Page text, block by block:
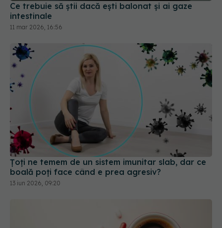
Ce trebuie să știi dacă ești balonat și ai gaze
intestinale
11 mar 2026, 16:56
Țoți ne temem de un sistem imunitar slab, dar ce
boală poți face când e prea agresiv?
13 iun 2026, 09:20